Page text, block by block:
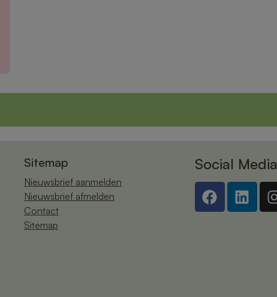
Sitemap
Nieuwsbrief aanmelden
Nieuwsbrief afmelden
Contact
Sitemap
Social Media